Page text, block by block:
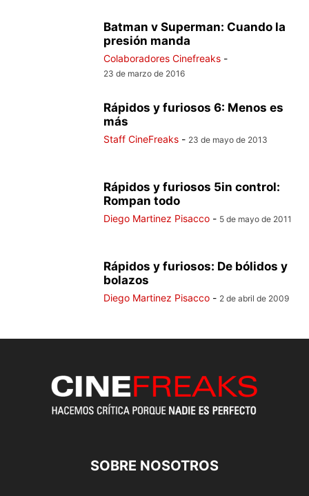
Batman v Superman: Cuando la
presión manda
Colaboradores Cinefreaks -
23 de marzo de 2016
Rápidos y furiosos 6: Menos es
más
Staff CineFreaks - 23 de mayo de 2013
Rápidos y furiosos 5in control:
Rompan todo
Diego Martinez Pisacco - 5 de mayo de 2011
Rápidos y furiosos: De bólidos y
bolazos
Diego Martinez Pisacco - 2 de abril de 2009
SOBRE NOSOTROS